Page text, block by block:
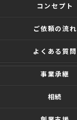
コンセプト
ご依頼の流れ
よくある質問
事業承継
相続